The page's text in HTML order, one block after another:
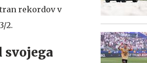
rekordov v
2.
svojega